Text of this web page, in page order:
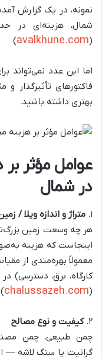
شمال، هزینه‌ای در
(
avalkhune.com
)
اما این عدد نمی‌تواند
فاکتورهای تأثیرگذار و
بهتری داشته باشید.
عوامل مؤثر
در شمال
۱. متراژ و اندازه ویلا /
هر چه وسعت زمین
اینجاست که هزینه
معمولاً بهره‌مندی از
کارگاه، برق، دسترسی)
(
chalussazeh.com
)
۲. کیفیت و نوع مصالح
چمن طبیعی، چمن
گرانیت یا سنگ لاشه —